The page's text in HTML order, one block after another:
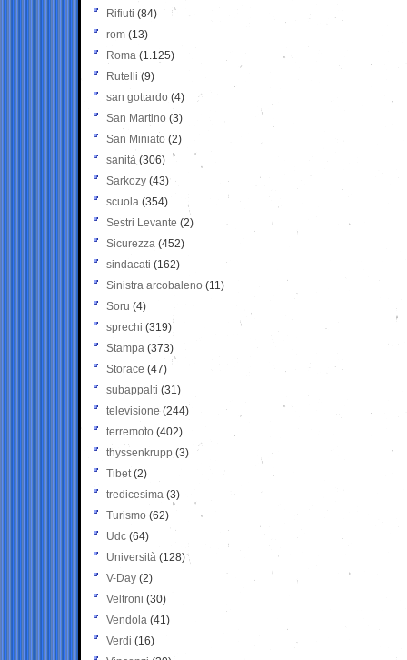
Rifiuti (84)
rom (13)
Roma (1.125)
Rutelli (9)
san gottardo (4)
San Martino (3)
San Miniato (2)
sanità (306)
Sarkozy (43)
scuola (354)
Sestri Levante (2)
Sicurezza (452)
sindacati (162)
Sinistra arcobaleno (11)
Soru (4)
sprechi (319)
Stampa (373)
Storace (47)
subappalti (31)
televisione(244)
terremoto (402)
thyssenkrupp (3)
Tibet(2)
tredicesima (3)
Turismo (62)
Udc (64)
Università (128)
V-Day (2)
Veltroni (30)
Vendola (41)
Verdi (16)